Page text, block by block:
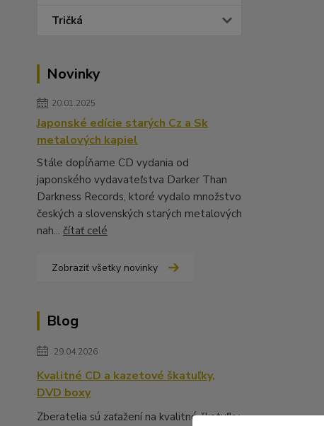
Tričká
Novinky
20.01.2025
Japonské edície starých Cz a Sk
metalových kapiel
Stále dopĺňame CD vydania od
japonského vydavateľstva Darker Than
Darkness Records, ktoré vydalo množstvo
českých a slovenských starých metalových
nah... čítať celé
Zobraziť všetky novinky
Blog
29.04.2026
Kvalitné CD a kazetové škatuľky,
DVD boxy
Zberatelia sú zaťažení na kvalitné škatuľky,